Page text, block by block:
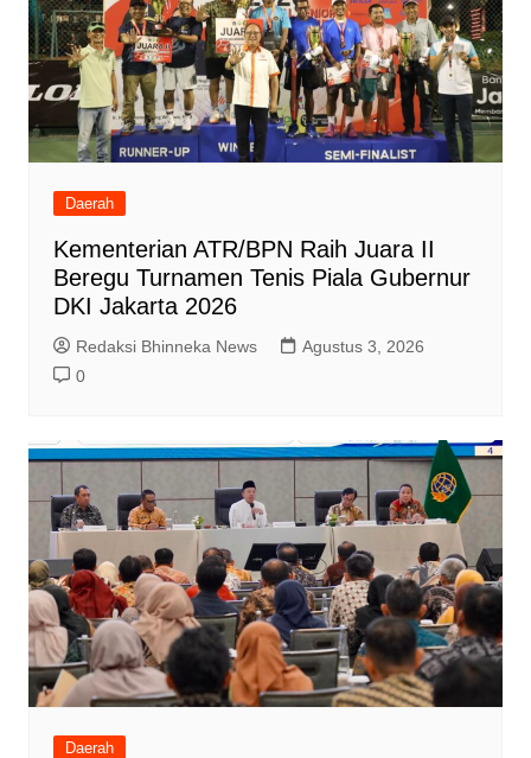
Daerah
Kementerian ATR/BPN Raih Juara II
Beregu Turnamen Tenis Piala Gubernur
DKI Jakarta 2026
Redaksi Bhinneka News
Agustus 3, 2026
0
Daerah